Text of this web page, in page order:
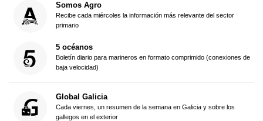
Somos Agro
Recibe cada miércoles la información más relevante del sector
primario
5 océanos
Boletín diario para marineros en formato comprimido (conexiones de
baja velocidad)
Global Galicia
Cada viernes, un resumen de la semana en Galicia y sobre los
gallegos en el exterior